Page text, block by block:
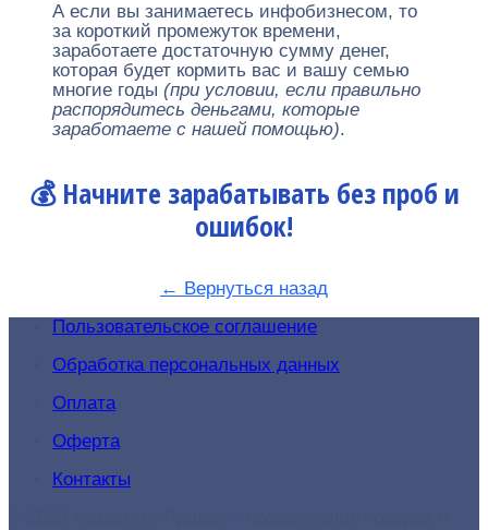
А если вы занимаетесь инфобизнесом, то
за короткий промежуток времени,
заработаете достаточную сумму денег,
которая будет кормить вас и вашу семью
многие годы (при условии, если правильно
распорядитесь деньгами, которые
заработаете с нашей помощью).
💰 Начните зарабатывать без проб и
ошибок!
← Вернуться назад
Пользовательское соглашение
Обработка персональных данных
Оплата
Оферта
Контакты